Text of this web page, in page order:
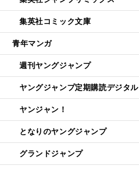
集英社コミック文庫
青年マンガ
週刊ヤングジャンプ
ヤングジャンプ定期購読デジタル
ヤンジャン！
となりのヤングジャンプ
グランドジャンプ